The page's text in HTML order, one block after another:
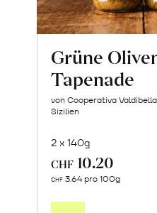
Grüne
Tapenade
von Cooperativa
Sizilien
2 x 140g
CHF 10.20
CHF 3.64 pro 100g